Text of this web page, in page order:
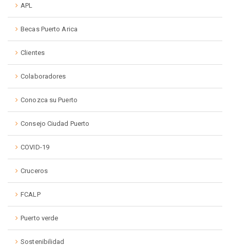
APL
Becas Puerto Arica
Clientes
Colaboradores
Conozca su Puerto
Consejo Ciudad Puerto
COVID-19
Cruceros
FCALP
Puerto verde
Sostenibilidad